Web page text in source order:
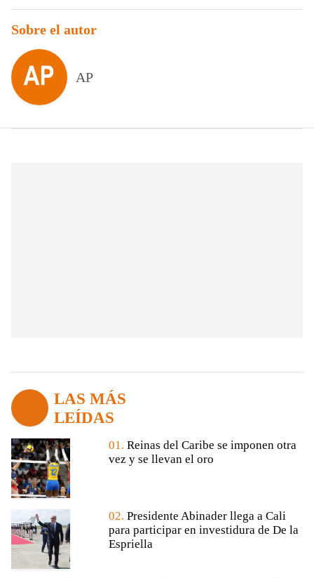
Sobre el autor
AP
LAS MÁS
LEÍDAS
01. Reinas del Caribe se imponen otra
vez y se llevan el oro
02. Presidente Abinader llega a Cali
para participar en investidura de De la
Espriella